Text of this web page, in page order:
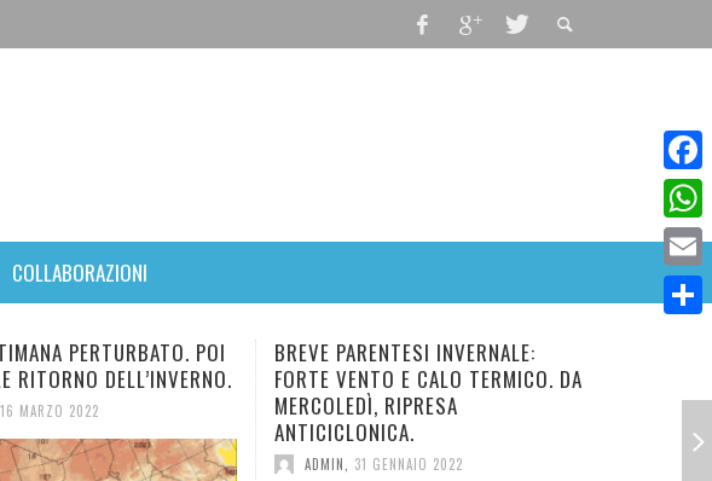
COLLABORAZIONI
BREVE PARENTESI INVERNALE:
FORTE VENTO E CALO TERMICO. DA
MERCOLEDÌ, RIPRESA
ANTICICLONICA.
ADMIN, 31 GENNAIO 2022
NUOVO E BREVE IMPULSO FREDDO
IN ARRIVO. TEMPERATURA IN
DIMINUZIONE.
Email